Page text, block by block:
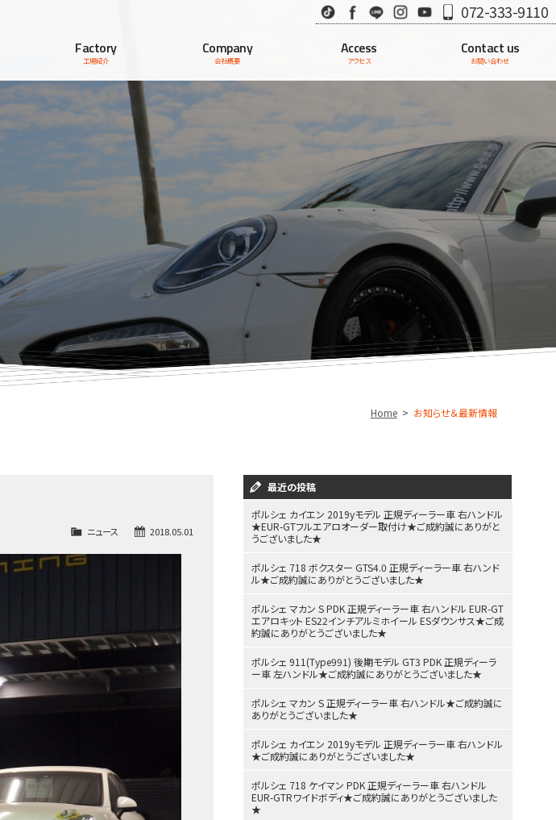
TikTok Facebook
LINE InstagramYoutube072-333-9110
Factory
工場紹介
Company
会社概要
Access
アクセス
Contact us
お問い合わせ
Home お知らせ＆最新情報
2018.05.01
ニュース
最近の投稿
ポルシェ カイエン 2019yモデル 正規ディーラー車 右ハンドル
★EUR-GTフルエアロオーダー取付け★ご成約誠にありがと
うございました★
ポルシェ 718 ボクスター GTS4.0 正規ディーラー車 右ハンド
ル★ご成約誠にありがとうございました★
ポルシェ マカン S PDK 正規ディーラー車 右ハンドル EUR-GT
エアロキット ES22インチアルミホイール ESダウンサス★ご成
約誠にありがとうございました★
ポルシェ 911(Type991) 後期モデル GT3 PDK 正規ディーラ
ー車 左ハンドル★ご成約誠にありがとうございました★
ポルシェ マカン S 正規ディーラー車 右ハンドル★ご成約誠に
ありがとうございました★
ポルシェ カイエン 2019yモデル 正規ディーラー車 右ハンドル
★ご成約誠にありがとうございました★
ポルシェ 718 ケイマン PDK 正規ディーラー車 右ハンドル
EUR-GTRワイドボディ★ご成約誠にありがとうございました
★